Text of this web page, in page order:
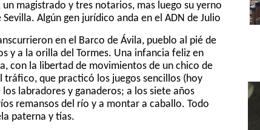
magistrado y tres notarios, mas luego su yerno
Algún gen jurídico anda en el ADN de Julio
en el Barco de Ávila, pueblo al pié de
y a la orilla del Tormes. Una infancia feliz en
con la libertad de movimientos de un chico de
tráfico, que practicó los juegos sencillos (hoy
labradores y ganaderos; a los siete años
remansos del río y a montar a caballo. Todo
paterna y tías.